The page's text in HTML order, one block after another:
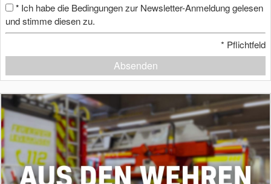
* Ich habe die Bedingungen zur Newsletter-Anmeldung gelesen
und stimme diesen zu.
* Pflichtfeld
Absenden